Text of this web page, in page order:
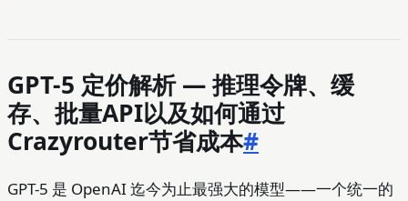
GPT-5 定价解析 — 推理令牌、缓
存、批量API以及如何通过
Crazyrouter节省成本#
GPT-5 是 OpenAI 迄今为止最强大的模型——一个统一的